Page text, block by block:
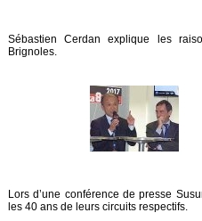
Sébastien Cerdan explique les
Brignoles.
Lors d’une conférence de presse
les 40 ans de leurs circuits respectifs.